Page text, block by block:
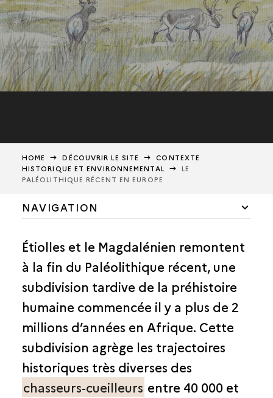
HOME DÉCOUVRIR LE SITE
CONTEXTE
HISTORIQUE ET ENVIRONNEMENTAL
LE
PALÉOLITHIQUE RÉCENT EN EUROPE
NAVIGATION
LE MAGDALÉNIEN EN EUROPE
CLIMAT ET ENVIRONNEMENT
Étiolles et le Magdalénien remontent
à la fin du Paléolithique récent, une
subdivision tardive de la préhistoire
humaine commencée il y a plus de 2
millions d’années en Afrique. Cette
subdivision agrège les trajectoires
historiques très diverses des
chasseurs-cueilleurs entre 40 000 et